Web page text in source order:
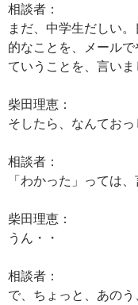
相談者：
まだ、中学生だしい
的なことを、メール
ていうことを、言いま
柴田理恵：
そしたら、なんておっ
相談者：
「わかった」っては
柴田理恵：
うん・・
相談者：
で、ちょっと、あの